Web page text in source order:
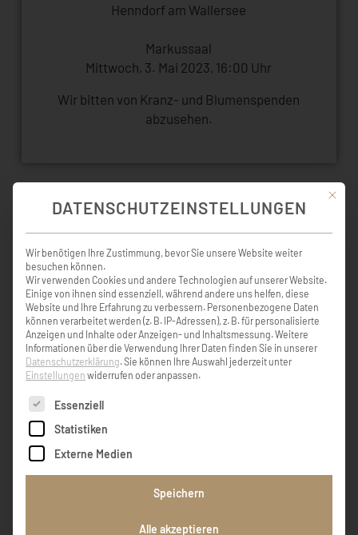
Henndorf am Wallersee
Markussaal
Mittwoch, 3. Mai 2023, 16:00 Uhr
Wir bitten von Kranz- und Blumenspenden
abzusehen.
KONDOLENZBUCH ( 7 )
Sie ist nur in einem anderen Raum uns Ihr
seid noch immer tief miteinander
Verbunden. Aufrichtige Anteilnahme von
Euren Nachbarn!
Fam. Stöckl, Inge, Christoph, Marianne
eurem Haus oder im Auto Elisabeth nicht
herzlich und besonders, mit immer einem
Mit
DATENSCHUTZEINSTELLUNGEN
Wir benötigen Ihre Zustimmung, bevor Sie unsere Website weiter
besuchen können.
Wir verwenden Cookies und andere Technologien auf unserer Website.
Einige von ihnen sind essenziell, während andere uns helfen, diese
Website und Ihre Erfahrung zu verbessern. Personenbezogene Daten
können verarbeitet werden (z. B. IP-Adressen), z. B. für personalisierte
Anzeigen und Inhalte oder Anzeigen- und Inhaltsmessung.Weitere
Informationen über die Verwendung Ihrer Daten finden Sie in unserer
Datenschutzerklärung.Sie können Ihre Auswahl jederzeit unter
Einstellungen widerrufen oder anpassen.
Es folgt eine Liste der Service-Gruppen, für die eine
Essenziell
Statistiken
Externe Medien
Speichern
Alle akzeptieren